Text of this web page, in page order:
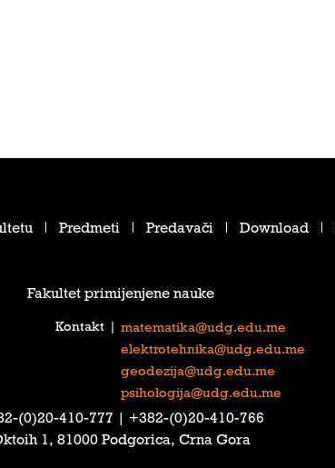
Predmeti Predavači Download
Fakultet primijenjene nauke
Kontakt
matematika@udg.edu.me
elektrotehnika@udg.edu.me
geodezija@udg.edu.me
psihologija@udg.edu.me
(0)20-410-777‎ | ‎+382-(0)20-410-766‎
1, 81000 Podgorica, Crna Gora